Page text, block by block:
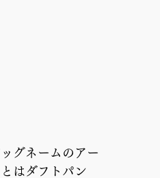
グネームのアー
はダフトパン